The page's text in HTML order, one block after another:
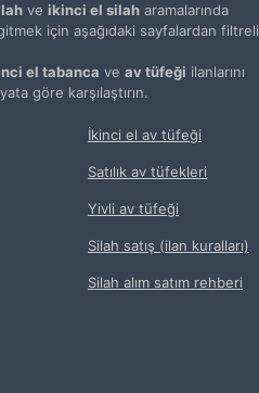
ve ikinci el silah aramalarında
için aşağıdaki sayfalardan filtreli
el tabanca ve av tüfeği ilanlarını
göre karşılaştırın.
İkinci el av tüfeği
Satılık av tüfekleri
Yivli av tüfeği
Silah satış (ilan kuralları)
Silah alım satım rehberi